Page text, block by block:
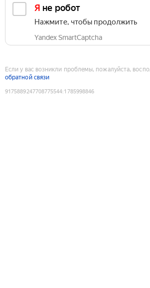
Я не робот
Нажмите, чтобы продолжить
Yandex SmartCaptcha
Если у вас возникли проблемы, пожалуйста,
обратной связи
9175889247708775544:1785998846